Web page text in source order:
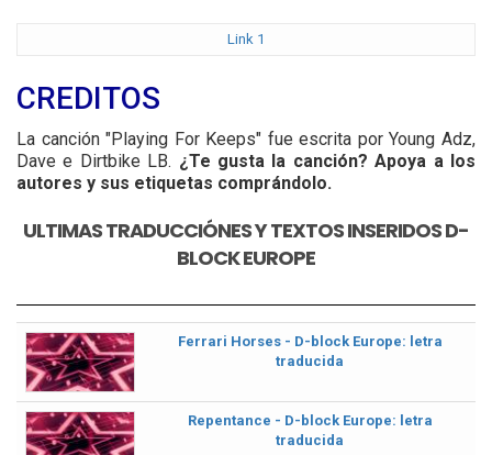
Link 1
CREDITOS
La canción "Playing For Keeps" fue escrita por Young Adz,
Dave e Dirtbike LB. ¿Te gusta la canción? Apoya a los
autores y sus etiquetas comprándolo.
ULTIMAS TRADUCCIÓNES Y TEXTOS INSERIDOS D-
BLOCK EUROPE
Ferrari Horses - D-block Europe: letra
traducida
Repentance - D-block Europe: letra
traducida